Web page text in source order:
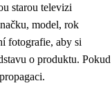
starou televizi
model, rok
fotografie, aby si
o produktu. Pokud